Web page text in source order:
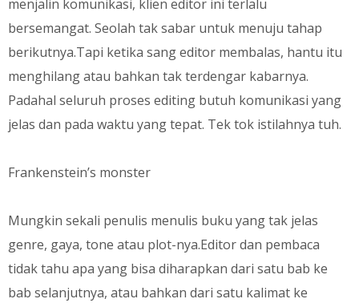
menjalin komunikasi, klien editor ini terlalu
bersemangat. Seolah tak sabar untuk menuju tahap
berikutnya.Tapi ketika sang editor membalas, hantu itu
menghilang atau bahkan tak terdengar kabarnya.
Padahal seluruh proses editing butuh komunikasi yang
jelas dan pada waktu yang tepat. Tek tok istilahnya tuh.
Frankenstein’s monster
Mungkin sekali penulis menulis buku yang tak jelas
genre, gaya, tone atau plot-nya.Editor dan pembaca
tidak tahu apa yang bisa diharapkan dari satu bab ke
bab selanjutnya, atau bahkan dari satu kalimat ke